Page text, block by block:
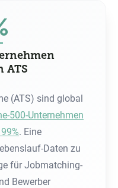
ATS
(ATS) sind global
500-Unternehmen
. Eine
Daten zu
für Jobmatching-
Bewerber